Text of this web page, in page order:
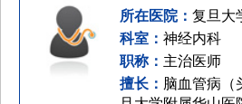
所在医院： 复旦大
科室： 神经内科
职称： 主治医师
擅长： 脑血管病（